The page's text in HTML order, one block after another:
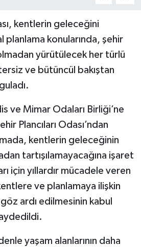
kentlerin geleceğini
planlama konularında, şehir
yürütülecek her türlü
ve bütüncül bakıştan
ve Mimar Odaları Birliği’ne
Plancıları Odası’ndan
kentlerin geleceğinin
tartışılamayacağına işaret
için yıllardır mücadele veren
ve planlamaya ilişkin
ardı edilmesinin kabul
yaşam alanlarının daha